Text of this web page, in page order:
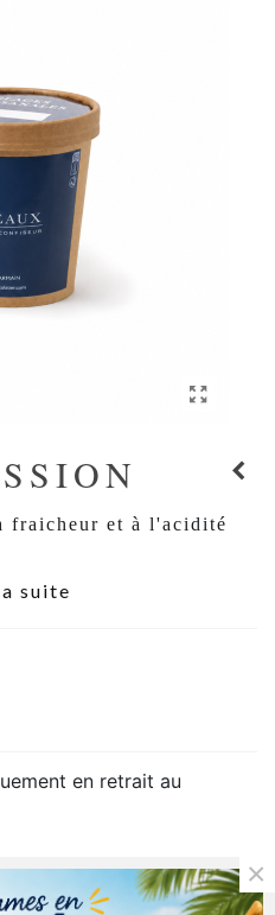
fraicheur et à l'acidité
suite
en retrait au
×